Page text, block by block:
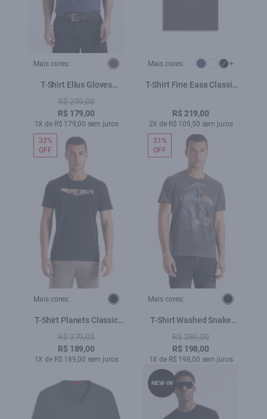
Mais cores:
T-Shirt Ellus Gloves
Classic Purple Blue
R$ 259,00
R$ 179,00
1X de R$ 179,00 sem juros
Mais cores: +
T-Shirt Fine Easa Classic
R$ 219,00
2X de R$ 109,50 sem juros
Mais cores:
T-Shirt Planets Classic
Preto
R$ 279,00
R$ 189,00
1X de R$ 189,00 sem juros
32%
OFF
Mais cores:
T-Shirt Washed Snake
Engine Preto
R$ 289,00
R$ 198,00
1X de R$ 198,00 sem juros
31%
OFF
NEW-IN